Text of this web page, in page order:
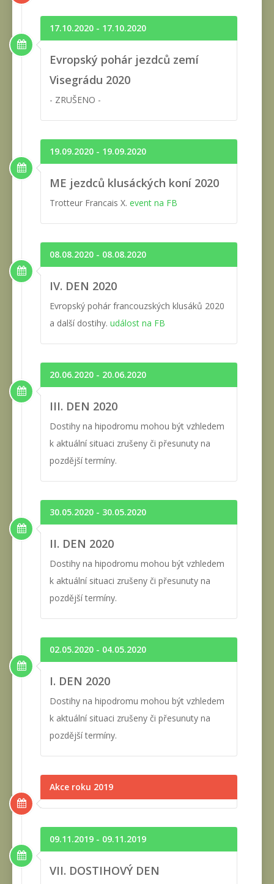
17.10.2020 - 17.10.2020
Evropský pohár jezdců zemí
Visegrádu 2020
- ZRUŠENO -
19.09.2020 - 19.09.2020
ME jezdců klusáckých koní 2020
Trotteur Francais X. event na FB
08.08.2020 - 08.08.2020
IV. DEN 2020
Evropský pohár francouzských klusáků 2020
a další dostihy. událost na FB
20.06.2020 - 20.06.2020
III. DEN 2020
Dostihy na hipodromu mohou být vzhledem
k aktuální situaci zrušeny či přesunuty na
pozdější termíny.
30.05.2020 - 30.05.2020
II. DEN 2020
Dostihy na hipodromu mohou být vzhledem
k aktuální situaci zrušeny či přesunuty na
pozdější termíny.
02.05.2020 - 04.05.2020
I. DEN 2020
Dostihy na hipodromu mohou být vzhledem
k aktuální situaci zrušeny či přesunuty na
pozdější termíny.
Akce roku 2019
09.11.2019 - 09.11.2019
VII. DOSTIHOVÝ DEN